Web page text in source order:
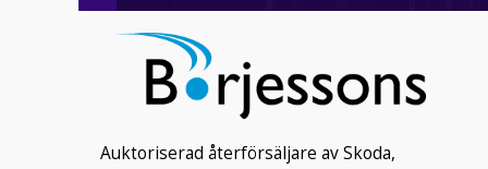
Auktoriserad återförsäljare av Skoda,